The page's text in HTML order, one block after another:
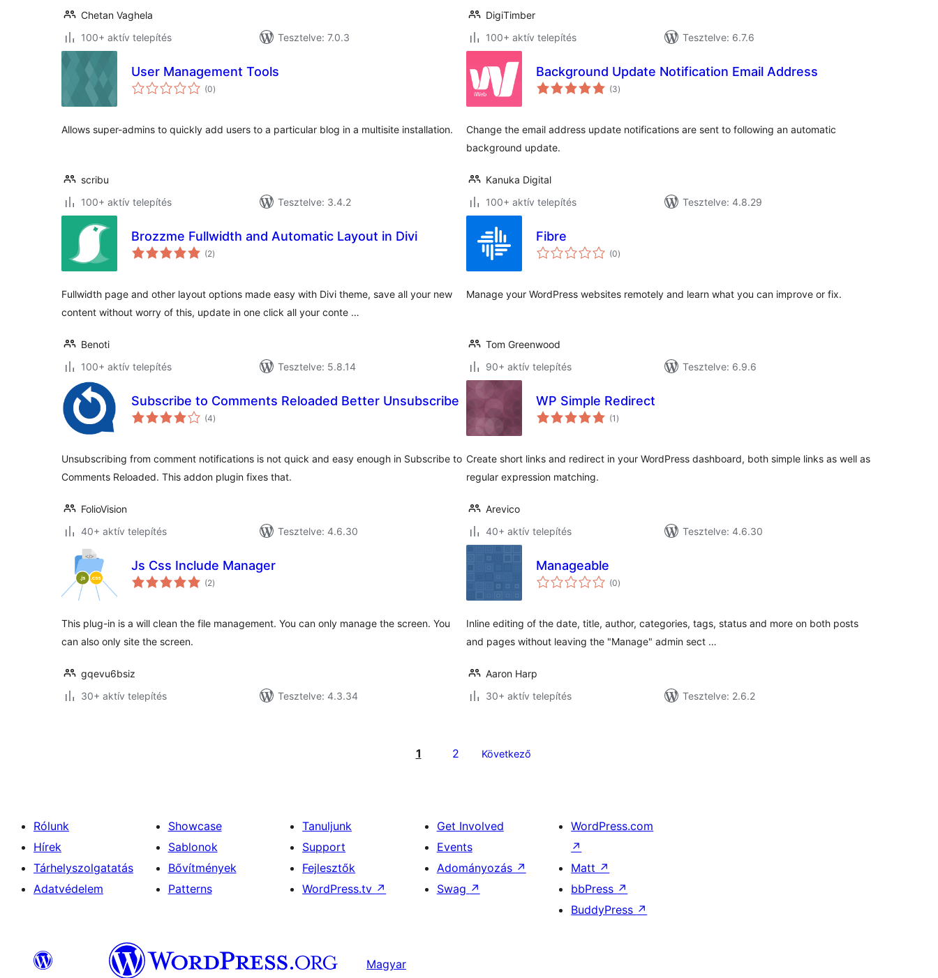
Chetan Vaghela
100+ aktív telepítés
Tesztelve: 7.0.3
DigiTimber
100+ aktív telepítés
Tesztelve: 6.7.6
User Management Tools
(0értékelés
összesen
)
Allows super-admins to quickly add users to a particular blog in a multisite installation.
scribu
100+ aktív telepítés
Tesztelve: 3.4.2
Background Update Notification Email Address
(3értékelés
összesen
)
Change the email address update notifications are sent to following an automatic
background update.
Kanuka Digital
100+ aktív telepítés
Tesztelve: 4.8.29
Brozzme Fullwidth and Automatic Layout in Divi
(2értékelés
összesen
)
Fullwidth page and other layout options made easy with Divi theme, save all your new
content without worry of this, update in one click all your conte …
Benoti
100+ aktív telepítés
Tesztelve: 5.8.14
Fibre
(0értékelés
összesen
)
Manage your WordPress websites remotely and learn what you can improve or fix.
Tom Greenwood
90+ aktív telepítés
Tesztelve: 6.9.6
Subscribe to Comments Reloaded Better Unsubscribe
(4értékelés
összesen
)
Unsubscribing from comment notifications is not quick and easy enough in Subscribe to
Comments Reloaded. This addon plugin fixes that.
FolioVision
40+ aktív telepítés
Tesztelve: 4.6.30
WP Simple Redirect
(1 értékelés
összesen
)
Create short links and redirect in your WordPress dashboard, both simple links as well as
regular expression matching.
Arevico
40+ aktív telepítés
Tesztelve: 4.6.30
Js Css Include Manager
(2értékelés
összesen
)
This plug-in is a will clean the file management. You can only manage the screen. You
can also only site the screen.
gqevu6bsiz
30+ aktív telepítés
Tesztelve: 4.3.34
Manageable
(0értékelés
összesen
)
Inline editing of the date, title, author, categories, tags, status and more on both posts
and pages without leaving the "Manage" admin sect …
Aaron Harp
30+ aktív telepítés
Tesztelve: 2.6.2
1 2 Következő
Rólunk
Hírek
Tárhelyszolgatatás
Adatvédelem
Showcase
Sablonok
Bővítmények
Patterns
Tanuljunk
Support
Fejlesztők
WordPress.tv ↗
Get Involved
Events
Adományozás ↗
Swag ↗
WordPress.com
↗
Matt ↗
bbPress ↗
BuddyPress ↗
Magyar